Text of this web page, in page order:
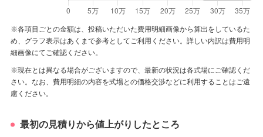
※各項目ごとの金額は、投稿いただいた費用明細画像から算出をしているた
め、グラフ表示はあくまで参考としてご利用ください。詳しい内訳は費用明
細画像にてご確認ください。
※現在とは異なる場合がございますので、最新の状況は各式場にご確認くだ
さい。なお、費用明細の内容を式場との価格交渉などに利用することはご遠
慮ください。
最初の見積りから値上がりしたところ